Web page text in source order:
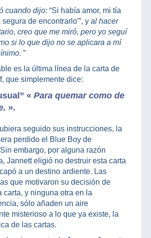
cuando dijo: “Si había amor, mi tía
de encontrarlo'”, y al hacer
creo que me miró, pero yo seguí
si lo que dijo no se aplicara a mí
”
es la última línea de la carta de
que simplemente dice:
« Para quemar como de
».
seguido sus instrucciones, la
perdido el Blue Boy de
embargo, por alguna razón
Jannett eligió no destruir esta carta
a un destino ardiente. Las
que motivaron su decisión de
carta, y ninguna otra en la
sólo añaden un aire
misterioso a lo que ya existe, la
de las cartas.